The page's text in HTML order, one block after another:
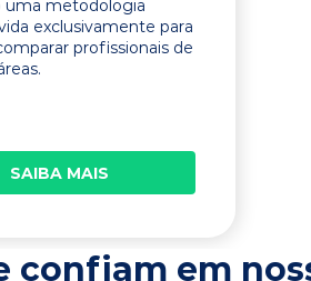
uma metodologia
exclusivamente para
profissionais de
SAIBA MAIS
confiam em